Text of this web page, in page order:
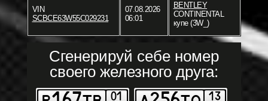
VIN
SCBCE63W55C029231
07.08.2026
06:01
BENTLEY
CONTINENTAL
купе (3W_)
Сгенерируй себе номер
своего железного друга: